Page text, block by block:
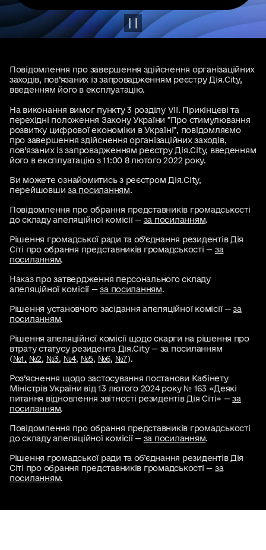
Повідомлення про завершення здійснення організаційних
заходів, пов’язаних із запровадженням реєстру Дія.City,
введенням його в експлуатацію.
На виконання вимог пункту 3 розділу VII. Прикінцеві та
перехідні положення Закону України "Про стимулювання
розвитку цифрової економіки в Україні", повідомляємо
про завершення здійснення організаційних заходів,
пов’язаних із запровадженням реєстру Дія.City, введенням
його в експлуатацію з 11:00 8 лютого 2022 року.
Ви можете ознайомитись з реєстром Дія.City,
перейшовшиза посиланням.
Повідомлення про обрання представників громадськості
до складу апеляційної комісії — за посиланням.
Рішення громадської ради та об’єднання резидентів Дія
Сіті про обрання представників громадськості — за
посиланням.
Наказ про затвердження персонального складу
апеляційної комісії —за посиланням.
Рішення установчого засідання апеляційної комісії —за
посиланням.
Рішення апеляційної комісії щодо скарги на рішення про
втрату статусу резидента Дія.City — за посиланням
(№1, №2, №3, №4, №5, №6, №7).
Роз’яснення щодо застосування постанови Кабінету
Міністрів України від 13 лютого 2024 року № 163 «Деякі
питання відновлення звітності резидентів Дія Сіті» —за
посиланням.
Повідомлення про обрання представників громадськості
до складу апеляційної комісії — за посиланням.
Рішення громадської ради та об’єднання резидентів Дія
Сіті про обрання представників громадськості — за
посиланням.